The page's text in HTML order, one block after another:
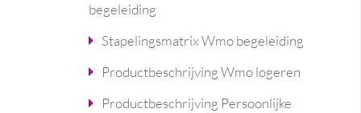
begeleiding
Stapelingsmatrix Wmo begeleiding
Productbeschrijving Wmo logeren
Productbeschrijving Persoonlijke